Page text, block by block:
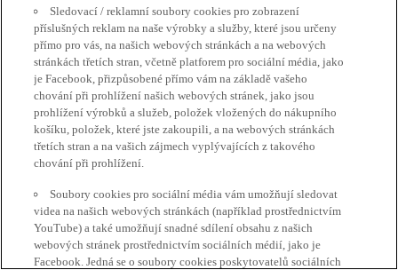
Sledovací / reklamní soubory cookies pro zobrazení
příslušných reklam na naše výrobky a služby, které jsou určeny
přímo pro vás, na našich webových stránkách a na webových
stránkách třetích stran, včetně platforem pro sociální média, jako
je Facebook, přizpůsobené přímo vám na základě vašeho
chování při prohlížení našich webových stránek, jako jsou
prohlížení výrobků a služeb, položek vložených do nákupního
košíku, položek, které jste zakoupili, a na webových stránkách
třetích stran a na vašich zájmech vyplývajících z takového
chování při prohlížení.
Soubory cookies pro sociální média vám umožňují sledovat
videa na našich webových stránkách (například prostřednictvím
YouTube) a také umožňují snadné sdílení obsahu z našich
webových stránek prostřednictvím sociálních médií, jako je
Facebook. Jedná se o soubory cookies poskytovatelů sociálních